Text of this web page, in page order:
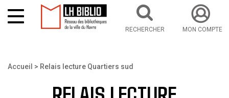
RECHERCHER MON COMPTE
Accueil Relais lecture Quartiers sud
RELAIS LECTURE